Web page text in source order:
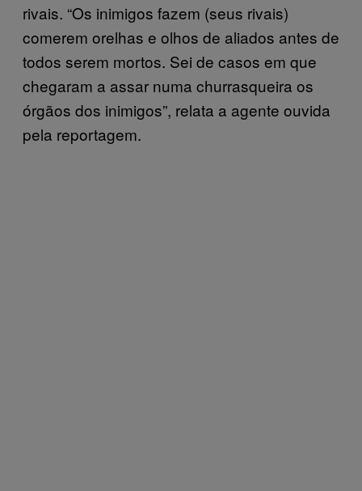
rivais. “Os inimigos fazem (seus rivais)
comerem orelhas e olhos de aliados antes de
todos serem mortos. Sei de casos em que
chegaram a assar numa churrasqueira os
órgãos dos inimigos”, relata a agente ouvida
pela reportagem.